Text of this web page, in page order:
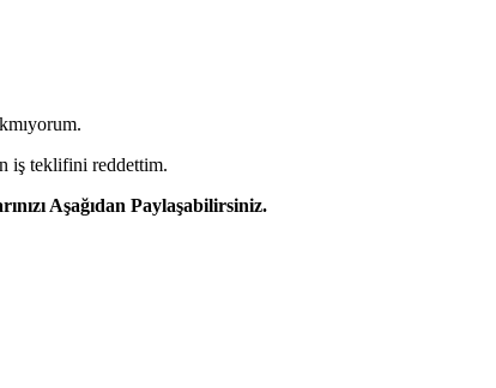
iş teklifini reddettim.
Aşağıdan Paylaşabilirsiniz.